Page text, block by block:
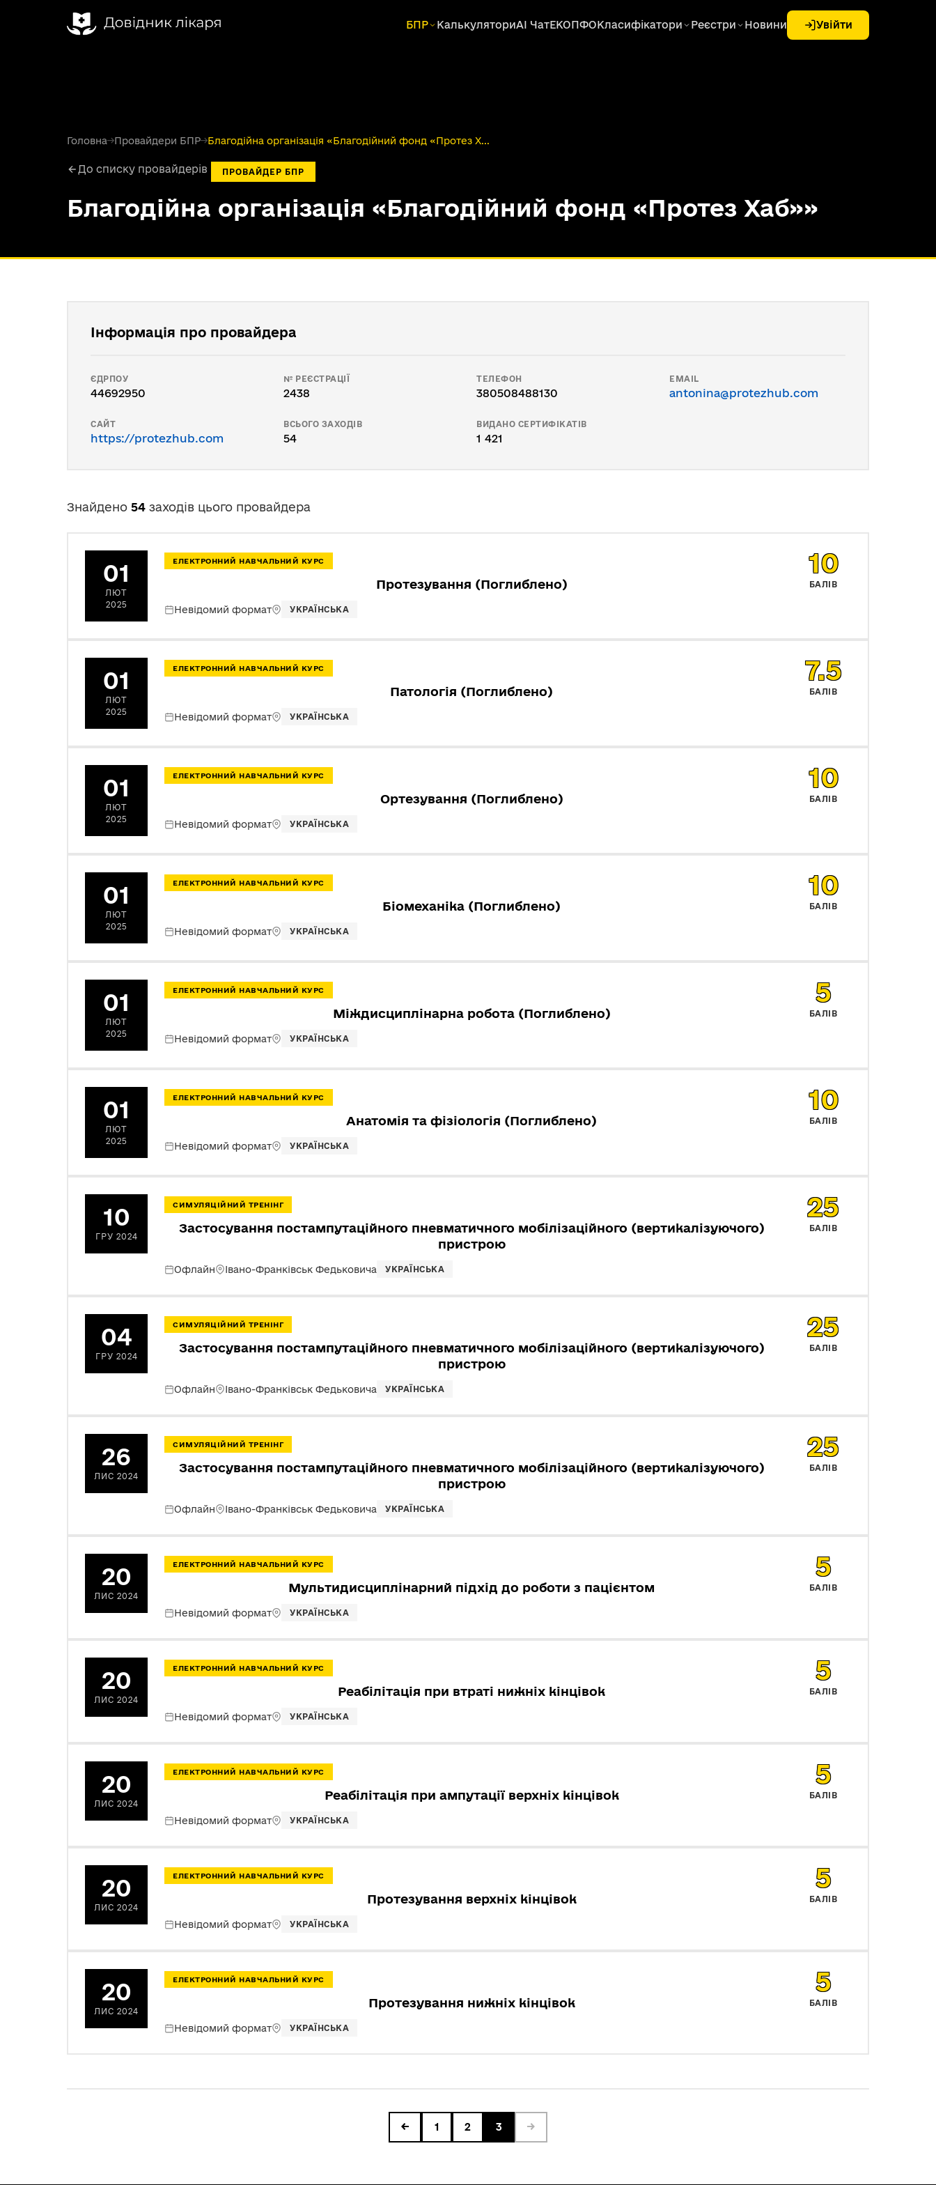
БПР КалькуляториAI ЧатЕКОПФОКласифікатори Реєстри Новини Увійти
Головна→Провайдери БПР→Благодійна організація «Благодійний фонд «Протез Х...
До списку провайдерів ПРОВАЙДЕР БПР
Благодійна організація «Благодійний фонд «Протез Хаб»»
Інформація про провайдера
ЄДРПОУ
44692950
№ РЕЄСТРАЦІЇ
2438
ТЕЛЕФОН
380508488130
EMAIL
antonina@protezhub.com
САЙТ
https://protezhub.com
ВСЬОГО ЗАХОДІВ
54
ВИДАНО СЕРТИФІКАТІВ
1 421
Знайдено 54 заходів цього провайдера
01
ЛЮТ
2025
ЕЛЕКТРОННИЙ НАВЧАЛЬНИЙ КУРС
Протезування (Поглиблено)
Невідомий формат УКРАЇНСЬКА
10
БАЛІВ
01
ЛЮТ
2025
ЕЛЕКТРОННИЙ НАВЧАЛЬНИЙ КУРС
Патологія (Поглиблено)
Невідомий формат УКРАЇНСЬКА
7.5
БАЛІВ
01
ЛЮТ
2025
ЕЛЕКТРОННИЙ НАВЧАЛЬНИЙ КУРС
Ортезування (Поглиблено)
Невідомий формат УКРАЇНСЬКА
10
БАЛІВ
01
ЛЮТ
2025
ЕЛЕКТРОННИЙ НАВЧАЛЬНИЙ КУРС
Біомеханіка (Поглиблено)
Невідомий формат УКРАЇНСЬКА
10
БАЛІВ
01
ЛЮТ
2025
ЕЛЕКТРОННИЙ НАВЧАЛЬНИЙ КУРС
Міждисциплінарна робота (Поглиблено)
Невідомий формат УКРАЇНСЬКА
5
БАЛІВ
01
ЛЮТ
2025
ЕЛЕКТРОННИЙ НАВЧАЛЬНИЙ КУРС
Анатомія та фізіологія (Поглиблено)
Невідомий формат УКРАЇНСЬКА
10
БАЛІВ
10
ГРУ 2024
СИМУЛЯЦІЙНИЙ ТРЕНІНГ
Застосування постампутаційного пневматичного мобілізаційного (вертикалізуючого)
пристрою
Офлайн Івано-Франківськ Федьковича УКРАЇНСЬКА
25
БАЛІВ
04
ГРУ 2024
СИМУЛЯЦІЙНИЙ ТРЕНІНГ
Застосування постампутаційного пневматичного мобілізаційного (вертикалізуючого)
пристрою
Офлайн Івано-Франківськ Федьковича УКРАЇНСЬКА
25
БАЛІВ
26
ЛИС 2024
СИМУЛЯЦІЙНИЙ ТРЕНІНГ
Застосування постампутаційного пневматичного мобілізаційного (вертикалізуючого)
пристрою
Офлайн Івано-Франківськ Федьковича УКРАЇНСЬКА
25
БАЛІВ
20
ЛИС 2024
ЕЛЕКТРОННИЙ НАВЧАЛЬНИЙ КУРС
Мультидисциплінарний підхід до роботи з пацієнтом
Невідомий формат УКРАЇНСЬКА
5
БАЛІВ
20
ЛИС 2024
ЕЛЕКТРОННИЙ НАВЧАЛЬНИЙ КУРС
Реабілітація при втраті нижніх кінцівок
Невідомий формат УКРАЇНСЬКА
5
БАЛІВ
20
ЛИС 2024
ЕЛЕКТРОННИЙ НАВЧАЛЬНИЙ КУРС
Реабілітація при ампутації верхніх кінцівок
Невідомий формат УКРАЇНСЬКА
5
БАЛІВ
20
ЛИС 2024
ЕЛЕКТРОННИЙ НАВЧАЛЬНИЙ КУРС
Протезування верхніх кінцівок
Невідомий формат УКРАЇНСЬКА
5
БАЛІВ
20
ЛИС 2024
ЕЛЕКТРОННИЙ НАВЧАЛЬНИЙ КУРС
Протезування нижніх кінцівок
Невідомий формат УКРАЇНСЬКА
5
БАЛІВ
← 1 2 3 →